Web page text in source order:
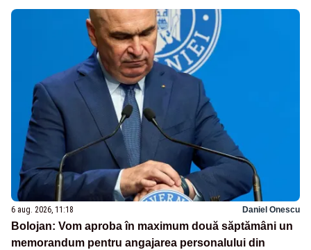
6 aug. 2026, 11:18 Daniel Onescu
Bolojan: Vom aproba în maximum două săptămâni un
memorandum pentru angajarea personalului din